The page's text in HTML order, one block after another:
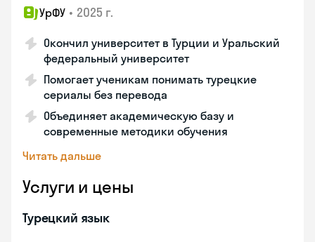
УрФУ • 2025 г.
Окончил университет в Турции и Уральский
федеральный университет
Помогает ученикам понимать турецкие
сериалы без перевода
Объединяет академическую базу и
современные методики обучения
Читать дальше
Услуги и цены
Турецкий язык